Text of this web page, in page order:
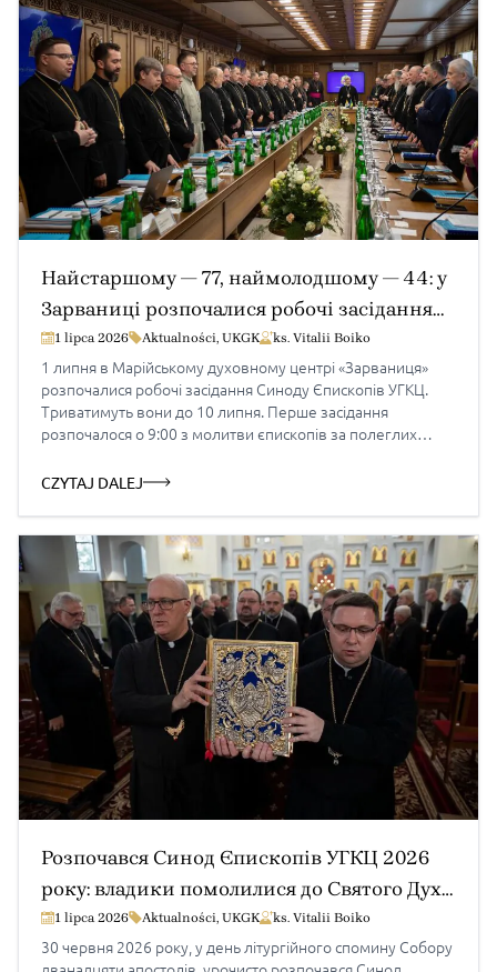
Найстаршому — 77, наймолодшому — 44: у
Зарваниці розпочалися робочі засідання
Синоду Єпископів УГКЦ
1 lipca 2026 Aktualności, UKGK ks. Vitalii Boiko
1 липня в Марійському духовному центрі «Зарваниця»
розпочалися робочі засідання Синоду Єпископів УГКЦ.
Триватимуть вони до 10 липня. Перше засідання
розпочалося о 9:00 з молитви єпископів за полеглих
відбулося офіційне відкриття робочих засідань, яке
гостей та урядників Синоду, ствердження кворуму для
подальших голосувань, прийняття Розпорядку сесійних
днів і Порядку денного. На Синод Єпископів УГКЦ
2026 року […]
CZYTAJ DALEJ
Розпочався Синод Єпископів УГКЦ 2026
року: владики помолилися до Святого Духа
та склали синодальну присягу
1 lipca 2026 Aktualności, UKGK ks. Vitalii Boiko
30 червня 2026 року, у день літургійного спомину Собору